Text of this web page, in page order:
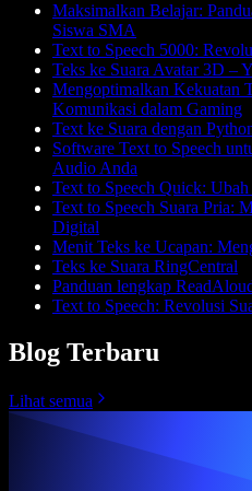
Maksimalkan Belajar:
Siswa SMA
Text to Speech 5000:
Teks ke Suara Avatar 3D –
Mengoptimalkan Kekuatan
Komunikasi dalam Gaming
Text ke Suara dengan
Software Text to Speech
Audio Anda
Text to Speech Quick: Ubah
Text to Speech Suara Pria:
Digital
Menit Teks ke Ucapan:
Teks ke Suara RingCentral
Panduan lengkap
Text to Speech: Revolusi
Blog Terbaru
Lihat semua